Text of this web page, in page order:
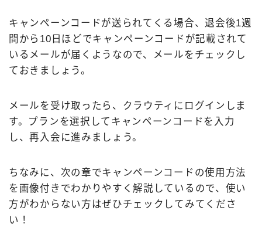
キャンペーンコードが送られてくる場合、退会後1週
間から10日ほどでキャンペーンコードが記載されて
いるメールが届くようなので、メールをチェックし
ておきましょう。
メールを受け取ったら、クラウティにログインしま
す。プランを選択してキャンペーンコードを入力
し、再入会に進みましょう。
ちなみに、次の章でキャンペーンコードの使用方法
を画像付きでわかりやすく解説しているので、使い
方がわからない方はぜひチェックしてみてくださ
い！